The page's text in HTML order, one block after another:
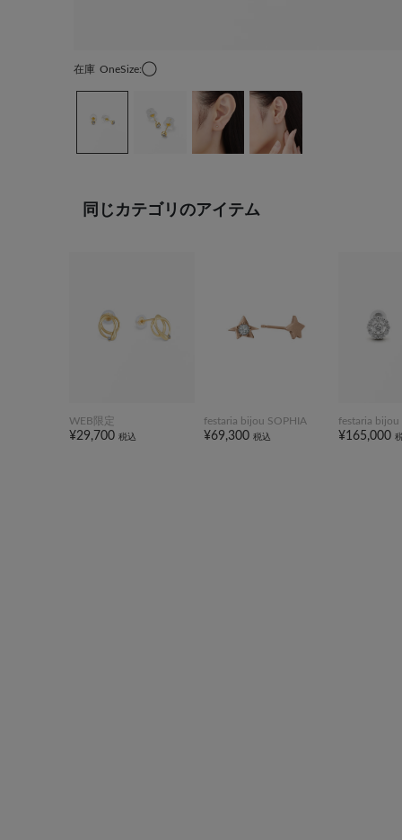
在庫 OneSize:◯
同じカテゴリのアイテム
WEB限定
¥29,700 税込
festaria bijou SOPHIA
¥69,300 税込
festaria bijou
¥165,000